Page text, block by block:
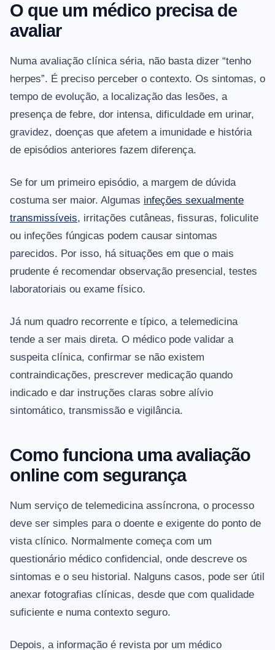
O que um médico precisa de
avaliar
Numa avaliação clínica séria, não basta dizer “tenho
herpes”. É preciso perceber o contexto. Os sintomas, o
tempo de evolução, a localização das lesões, a
presença de febre, dor intensa, dificuldade em urinar,
gravidez, doenças que afetem a imunidade e história
de episódios anteriores fazem diferença.
Se for um primeiro episódio, a margem de dúvida
costuma ser maior. Algumas infeções sexualmente
transmissíveis, irritações cutâneas, fissuras, foliculite
ou infeções fúngicas podem causar sintomas
parecidos. Por isso, há situações em que o mais
prudente é recomendar observação presencial, testes
laboratoriais ou exame físico.
Já num quadro recorrente e típico, a telemedicina
tende a ser mais direta. O médico pode validar a
suspeita clínica, confirmar se não existem
contraindicações, prescrever medicação quando
indicado e dar instruções claras sobre alívio
sintomático, transmissão e vigilância.
Como funciona uma avaliação
online com segurança
Num serviço de telemedicina assíncrona, o processo
deve ser simples para o doente e exigente do ponto de
vista clínico. Normalmente começa com um
questionário médico confidencial, onde descreve os
sintomas e o seu historial. Nalguns casos, pode ser útil
anexar fotografias clínicas, desde que com qualidade
suficiente e numa contexto seguro.
Depois, a informação é revista por um médico